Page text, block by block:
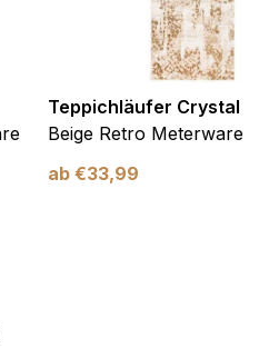
Teppichläufer Crystal
Beige Retro Meterware
ab €33,99